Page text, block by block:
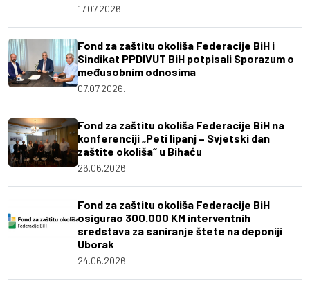
17.07.2026.
Fond za zaštitu okoliša Federacije BiH i
Sindikat PPDIVUT BiH potpisali Sporazum o
međusobnim odnosima
07.07.2026.
Fond za zaštitu okoliša Federacije BiH na
konferenciji „Peti lipanj – Svjetski dan
zaštite okoliša“ u Bihaću
26.06.2026.
Fond za zaštitu okoliša Federacije BiH
osigurao 300.000 KM interventnih
sredstava za saniranje štete na deponiji
Uborak
24.06.2026.